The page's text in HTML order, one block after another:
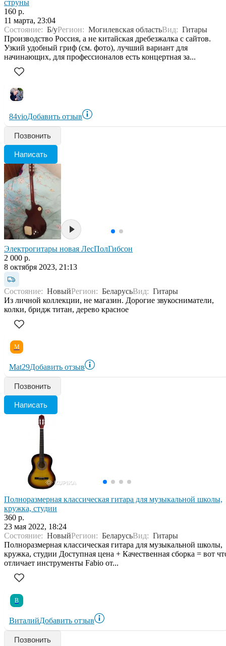
струны
160 р.
11 марта, 23:04
Состояние: Б/уРегион: Могилевская областьВид: Гитары
Производство Россия, а не китайская дребезжалка с сайтов.
Узкий удобный гриф (см. фото), лучший вариант для
начинающих, для профессионалов есть концертная за...
84vioДобавить отзыв
Позвонить
Написать
Электрогитары новая ЛесПолГибсон
2 000 р.
8 октября 2023, 21:13
Состояние: НовыйРегион: БеларусьВид: Гитары
Из личной коллекции, не магазин. Дорогие звукосниматели,
колки, бридж титан, дерево красное
M
Mat29Добавить отзыв
Позвонить
Написать
Полноразмерная классическая гитара для музыкальной школы,
кружка, студии
360 р.
23 мая 2022, 18:24
Состояние: НовыйРегион: БеларусьВид: Гитары
Полноразмерная классическая гитара для музыкальной школы,
кружка, студии Доступная цена + Качественная сборка = вот
отличает инструменты Fabio от...
В
ВиталийДобавить отзыв
Позвонить